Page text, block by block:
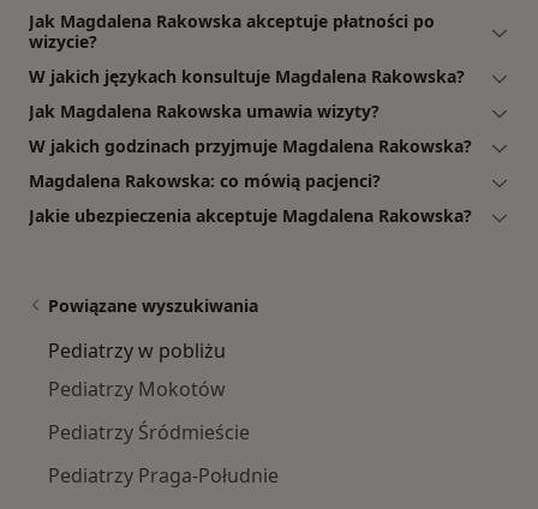
Jak Magdalena Rakowska akceptuje płatności po
wizycie?
W jakich językach konsultuje Magdalena Rakowska?
Jak Magdalena Rakowska umawia wizyty?
W jakich godzinach przyjmuje Magdalena Rakowska?
Magdalena Rakowska: co mówią pacjenci?
Jakie ubezpieczenia akceptuje Magdalena Rakowska?
Powiązane wyszukiwania
Pediatrzy w pobliżu
Pediatrzy Mokotów
Pediatrzy Śródmieście
Pediatrzy Praga-Południe